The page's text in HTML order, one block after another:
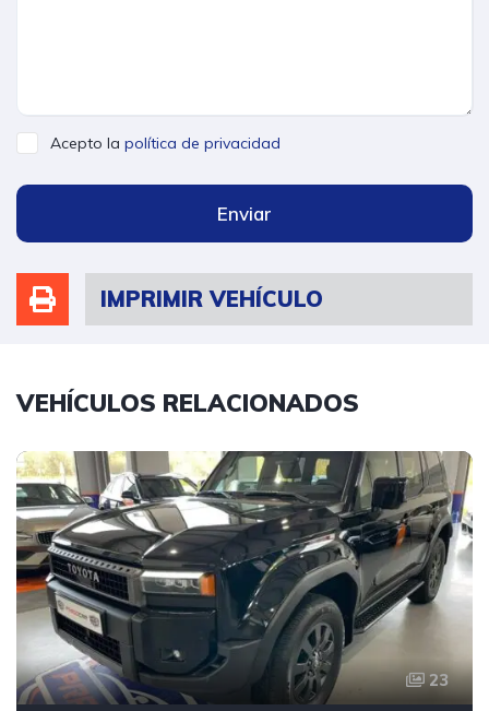
Acepto la política de privacidad
Enviar
IMPRIMIR VEHÍCULO
VEHÍCULOS RELACIONADOS
23